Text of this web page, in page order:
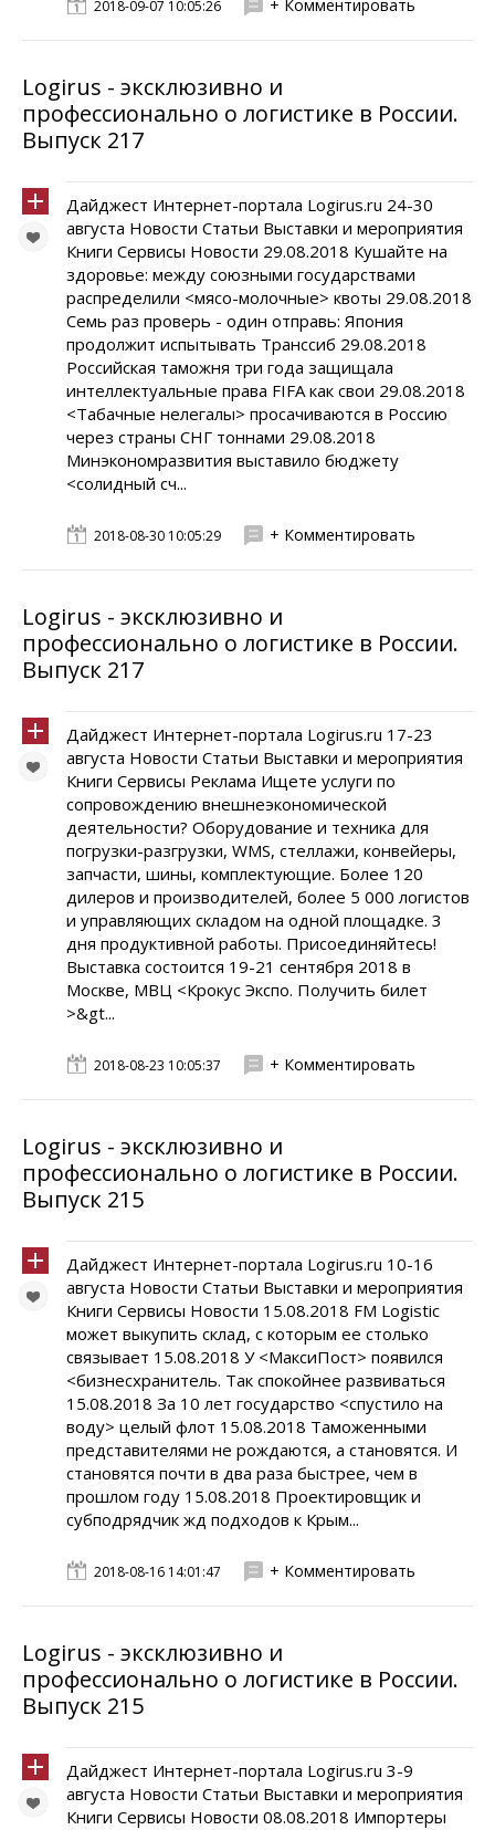
2018-09-07 10:05:26 + Комментировать
Logirus - эксклюзивно и
профессионально о логистике в России.
Выпуск 217
Дайджест Интернет-портала Logirus.ru 24-30
августа Новости Статьи Выставки и мероприятия
Книги Сервисы Новости 29.08.2018 Кушайте на
здоровье: между союзными государствами
распределили <мясо-молочные> квоты 29.08.2018
Семь раз проверь - один отправь: Япония
продолжит испытывать Транссиб 29.08.2018
Российская таможня три года защищала
интеллектуальные права FIFA как свои 29.08.2018
<Табачные нелегалы> просачиваются в Россию
через страны СНГ тоннами 29.08.2018
Минэкономразвития выставило бюджету
<солидный сч...
2018-08-30 10:05:29 + Комментировать
Logirus - эксклюзивно и
профессионально о логистике в России.
Выпуск 217
Дайджест Интернет-портала Logirus.ru 17-23
августа Новости Статьи Выставки и мероприятия
Книги Сервисы Реклама Ищете услуги по
сопровождению внешнеэкономической
деятельности? Оборудование и техника для
погрузки-разгрузки, WMS, стеллажи, конвейеры,
запчасти, шины, комплектующие. Более 120
дилеров и производителей, более 5 000 логистов
и управляющих складом на одной площадке. 3
дня продуктивной работы. Присоединяйтесь!
Выставка состоится 19-21 сентября 2018 в
Москве, МВЦ <Крокус Экспо. Получить билет
>&gt...
2018-08-23 10:05:37 + Комментировать
Logirus - эксклюзивно и
профессионально о логистике в России.
Выпуск 215
Дайджест Интернет-портала Logirus.ru 10-16
августа Новости Статьи Выставки и мероприятия
Книги Сервисы Новости 15.08.2018 FM Logistic
может выкупить склад, с которым ее столько
связывает 15.08.2018 У <МаксиПост> появился
<бизнесхранитель. Так спокойнее развиваться
15.08.2018 За 10 лет государство <спустило на
воду> целый флот 15.08.2018 Таможенными
представителями не рождаются, а становятся. И
становятся почти в два раза быстрее, чем в
прошлом году 15.08.2018 Проектировщик и
субподрядчик жд подходов к Крым...
2018-08-16 14:01:47 + Комментировать
Logirus - эксклюзивно и
профессионально о логистике в России.
Выпуск 215
Дайджест Интернет-портала Logirus.ru 3-9
августа Новости Статьи Выставки и мероприятия
Книги Сервисы Новости 08.08.2018 Импортеры